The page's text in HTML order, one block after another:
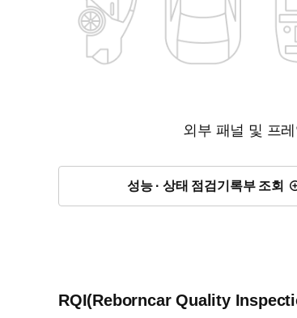
외부 패널 및 프
성능 · 상태 점검기록부 조회
RQI(Reborncar Quality